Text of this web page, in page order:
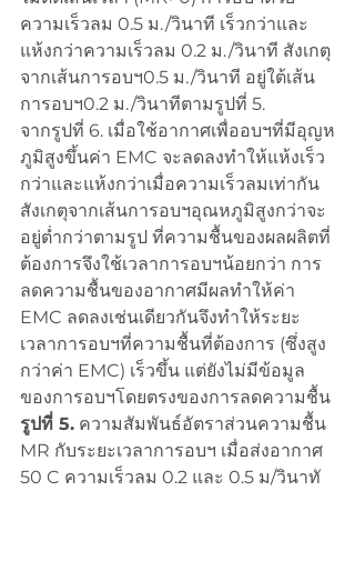
ความเร็วลม 0.5 ม./วินาที เร็วกว่าและ
แห้งกว่าความเร็วลม 0.2 ม./วินาที สังเกตุ
จากเส้นการอบฯ0.5 ม./วินาที อยู่ใต้เส้น
การอบฯ0.2 ม./วินาทีตามรูปที่ 5.
จากรูปที่ 6. เมื่อใช้อากาศเพื่ออบฯที่มีอุญห
ภูมิสูงขึ้นค่า EMC จะลดลงทำให้แห้งเร็ว
กว่าและแห้งกว่าเมื่อความเร็วลมเท่ากัน
สังเกตุจากเส้นการอบฯอุณหภูมิสูงกว่าจะ
อยู่ต่ำกว่าตามรูป ที่ความชื้นของผลผลิตที่
ต้องการจึงใช้เวลาการอบฯน้อยกว่า การ
ลดความชื้นของอากาศมีผลทำให้ค่า
EMC ลดลงเช่นเดียวกันจึงทำให้ระยะ
เวลาการอบฯที่ความชื้นที่ต้องการ (ซึ่งสูง
กว่าค่า EMC) เร็วขึ้น แต่ยังไม่มีข้อมูล
ของการอบฯโดยตรงของการลดความชื้น
รูปที่ 5. ความสัมพันธ์อัตราส่วนความชื้น
MR กับระยะเวลาการอบฯ เมื่อส่งอากาศ
50 C ความเร็วลม 0.2 และ 0.5 ม/วินาทั